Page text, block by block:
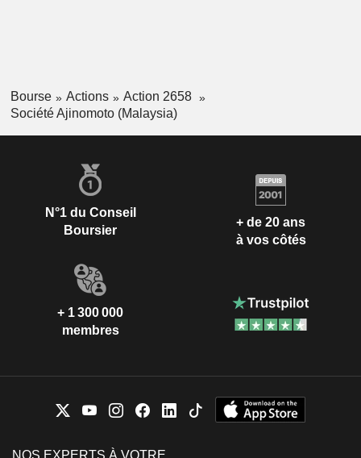
Bourse Actions
Action 2658
Société Ajinomoto (Malaysia)
N°1 du Conseil
Boursier
+ de 20 ans
à vos côtés
+ 1 300 000
membres
NOS EXPERTS À VOTRE